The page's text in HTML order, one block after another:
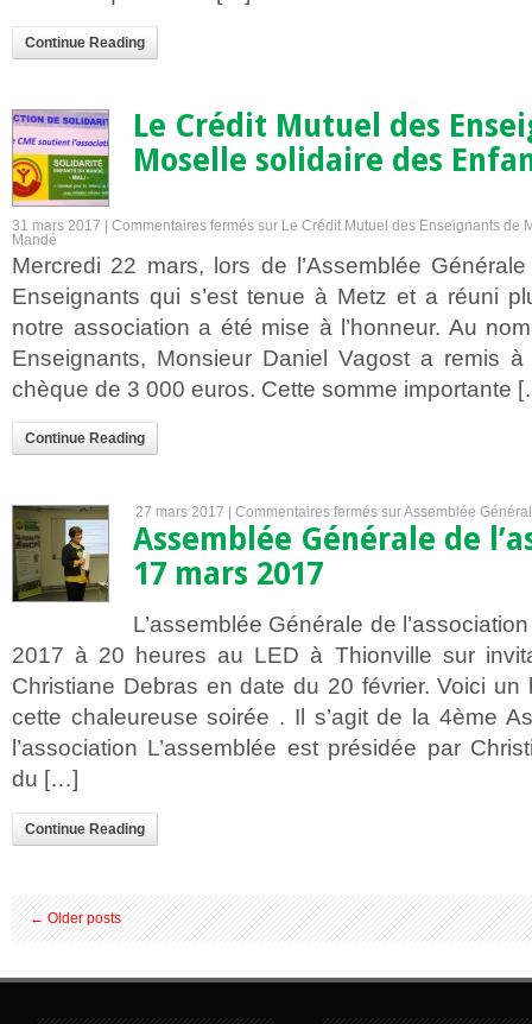
Continue Reading
31 mars 2017 | Commentaires fermés sur Le Crédit Mutuel des Enseignants de
Mandé
Le Crédit Mutuel des
Moselle solidaire des
Mercredi 22 mars, lors de l’Assemblée
Enseignants qui s’est tenue à Metz et a réuni
notre association a été mise à l’honneur. Au
Enseignants, Monsieur Daniel Vagost a remis
chèque de 3 000 euros. Cette somme importante
Continue Reading
27 mars 2017 | Commentaires fermés sur Assemblée
Assemblée Générale de
17 mars 2017
L’assemblée Générale de
2017 à 20 heures au LED à Thionville sur
Christiane Debras en date du 20 février. Voici
cette chaleureuse soirée . Il s’agit de la 4ème
l’association L’assemblée est présidée par
du […]
Continue Reading
←Older posts